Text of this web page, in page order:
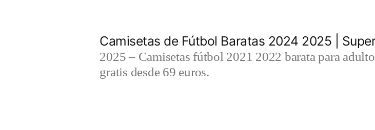
Camisetas de Fútbol Baratas 2024 2025 |
2025 – Camisetas fútbol 2021 2022 barata para
gratis desde 69 euros.